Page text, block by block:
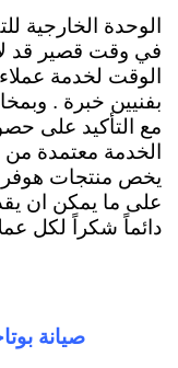
الوحدة الخارجية
الوقت لخدمة
بفنيين خبرة .
مع التأكيد على
الخدمة معتمدة من
يخص منتجات هوفر
على ما يمكن ان
دائماً شكراً لكل
صيانة